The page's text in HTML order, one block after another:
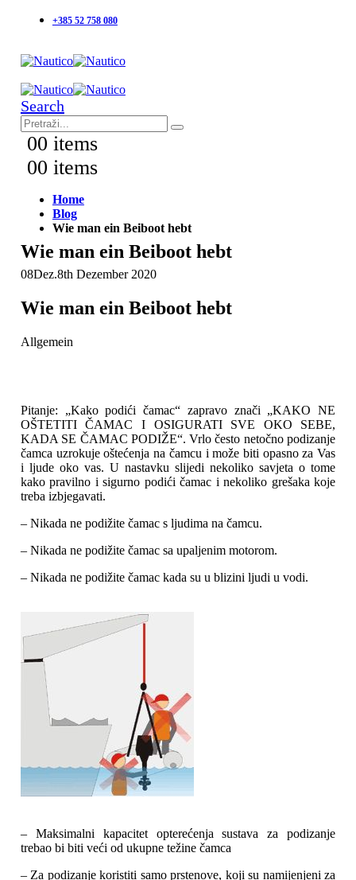
+385 52 758 080
Search
00 items
00 items
Home
Blog
Wie man ein Beiboot hebt
Wie man ein Beiboot hebt
08Dez.8th Dezember 2020
Wie man ein Beiboot hebt
Allgemein
Pitanje: „Kako podići čamac“ zapravo znači „KAKO NE
OŠTETITI ČAMAC I OSIGURATI SVE OKO SEBE,
KADA SE ČAMAC PODIŽE“. Vrlo često netočno podizanje
čamca uzrokuje oštećenja na čamcu i može biti opasno za Vas
i ljude oko vas. U nastavku slijedi nekoliko savjeta o tome
kako pravilno i sigurno podići čamac i nekoliko grešaka koje
treba izbjegavati.
– Nikada ne podižite čamac s ljudima na čamcu.
– Nikada ne podižite čamac sa upaljenim motorom.
– Nikada ne podižite čamac kada su u blizini ljudi u vodi.
– Maksimalni kapacitet opterećenja sustava za podizanje
trebao bi biti veći od ukupne težine čamca
– Za podizanje koristiti samo prstenove, koji su namijenjeni za